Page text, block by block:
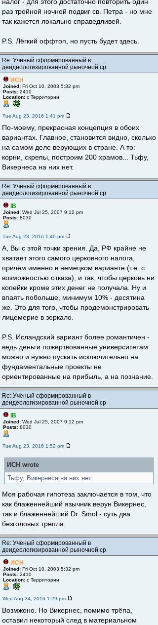
раз тройной ночной подвиг св. Петра - но мне
так кажется локально справедливей.
P.S. Лёгкий оффтоп, но пусть будет здесь.
Re: Учёный сформированный в
деидеологизированной рыночной ср
ИСН
Joined: Fri Oct 10, 2003 5:32 pm
Posts: 2410
Location: с Территории
Tue Aug 23, 2016 1:41 pm
По-моему, прекрасная концепция в обоих
вариантах. Главное, становится видно, сколько
на самом деле верующих в стране. А то:
корни, скрепы, построим 200 храмов... Тьфу,
Викернеса на них нет.
Re: Учёный сформированный в
деидеологизированной рыночной ср
IB
Joined: Wed Jul 25, 2007 9:12 pm
Posts: 8030
Tue Aug 23, 2016 1:49 pm
А, Вы с этой точки зрения. Да, РФ крайне не
хватает этого самого церковного налога,
причём именно в немецком варианте (т.е. с
возможностью отказа), и так, чтобы церковь ни
копейки кроме этих денег не получала. Ну и
впаять побольше, минимум 10% - десятина
же. Это для того, чтобы продемонстрировать
лицемерие в зеркало.
P.S. Исландский вариант более романтичен -
ведь деньги пожертвованные университетам
можно и нужно пускать исключительно на
фундаментальные проекты не
ориентированные на прибыль, а на познание.
Re: Учёный сформированный в
деидеологизированной рыночной ср
IB
Joined: Wed Jul 25, 2007 9:12 pm
Posts: 8030
Tue Aug 23, 2016 1:52 pm
ИСН wrote
Тьфу, Викернеса на них нет.
Моя рабочая гипотеза заключается в том, что
как блаженнейший язычник верун Викернес,
так и блаженнейший Dr. Smol - суть два
безголовых трепла.
Re: Учёный сформированный в
деидеологизированной рыночной ср
ИСН
Joined: Fri Oct 10, 2003 5:32 pm
Posts: 2410
Location: с Территории
Wed Aug 24, 2016 1:29 pm
Возмжоно. Но Викернес, помимо трёпа,
оставил некоторый след в материальном